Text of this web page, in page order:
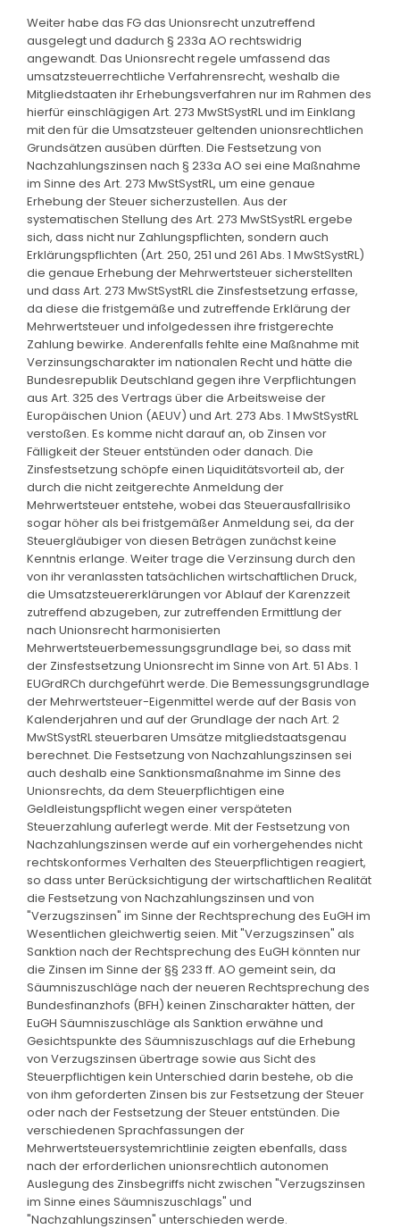
Weiter habe das FG das Unionsrecht unzutreffend
ausgelegt und dadurch § 233a AO rechtswidrig
angewandt. Das Unionsrecht regele umfassend das
umsatzsteuerrechtliche Verfahrensrecht, weshalb die
Mitgliedstaaten ihr Erhebungsverfahren nur im Rahmen des
hierfür einschlägigen Art. 273 MwStSystRL und im Einklang
mit den für die Umsatzsteuer geltenden unionsrechtlichen
Grundsätzen ausüben dürften. Die Festsetzung von
Nachzahlungszinsen nach § 233a AO sei eine Maßnahme
im Sinne des Art. 273 MwStSystRL, um eine genaue
Erhebung der Steuer sicherzustellen. Aus der
systematischen Stellung des Art. 273 MwStSystRL ergebe
sich, dass nicht nur Zahlungspflichten, sondern auch
Erklärungspflichten (Art. 250, 251 und 261 Abs. 1 MwStSystRL)
die genaue Erhebung der Mehrwertsteuer sicherstellten
und dass Art. 273 MwStSystRL die Zinsfestsetzung erfasse,
da diese die fristgemäße und zutreffende Erklärung der
Mehrwertsteuer und infolgedessen ihre fristgerechte
Zahlung bewirke. Anderenfalls fehlte eine Maßnahme mit
Verzinsungscharakter im nationalen Recht und hätte die
Bundesrepublik Deutschland gegen ihre Verpflichtungen
aus Art. 325 des Vertrags über die Arbeitsweise der
Europäischen Union (AEUV) und Art. 273 Abs. 1 MwStSystRL
verstoßen. Es komme nicht darauf an, ob Zinsen vor
Fälligkeit der Steuer entstünden oder danach. Die
Zinsfestsetzung schöpfe einen Liquiditätsvorteil ab, der
durch die nicht zeitgerechte Anmeldung der
Mehrwertsteuer entstehe, wobei das Steuerausfallrisiko
sogar höher als bei fristgemäßer Anmeldung sei, da der
Steuergläubiger von diesen Beträgen zunächst keine
Kenntnis erlange. Weiter trage die Verzinsung durch den
von ihr veranlassten tatsächlichen wirtschaftlichen Druck,
die Umsatzsteuererklärungen vor Ablauf der Karenzzeit
zutreffend abzugeben, zur zutreffenden Ermittlung der
nach Unionsrecht harmonisierten
Mehrwertsteuerbemessungsgrundlage bei, so dass mit
der Zinsfestsetzung Unionsrecht im Sinne von Art. 51 Abs. 1
EUGrdRCh durchgeführt werde. Die Bemessungsgrundlage
der Mehrwertsteuer-Eigenmittel werde auf der Basis von
Kalenderjahren und auf der Grundlage der nach Art. 2
MwStSystRL steuerbaren Umsätze mitgliedstaatsgenau
berechnet. Die Festsetzung von Nachzahlungszinsen sei
auch deshalb eine Sanktionsmaßnahme im Sinne des
Unionsrechts, da dem Steuerpflichtigen eine
Geldleistungspflicht wegen einer verspäteten
Steuerzahlung auferlegt werde. Mit der Festsetzung von
Nachzahlungszinsen werde auf ein vorhergehendes nicht
rechtskonformes Verhalten des Steuerpflichtigen reagiert,
so dass unter Berücksichtigung der wirtschaftlichen Realität
die Festsetzung von Nachzahlungszinsen und von
"Verzugszinsen" im Sinne der Rechtsprechung des EuGH im
Wesentlichen gleichwertig seien. Mit "Verzugszinsen" als
Sanktion nach der Rechtsprechung des EuGH könnten nur
die Zinsen im Sinne der §§ 233 ff. AO gemeint sein, da
Säumniszuschläge nach der neueren Rechtsprechung des
Bundesfinanzhofs (BFH) keinen Zinscharakter hätten, der
EuGH Säumniszuschläge als Sanktion erwähne und
Gesichtspunkte des Säumniszuschlags auf die Erhebung
von Verzugszinsen übertrage sowie aus Sicht des
Steuerpflichtigen kein Unterschied darin bestehe, ob die
von ihm geforderten Zinsen bis zur Festsetzung der Steuer
oder nach der Festsetzung der Steuer entstünden. Die
verschiedenen Sprachfassungen der
Mehrwertsteuersystemrichtlinie zeigten ebenfalls, dass
nach der erforderlichen unionsrechtlich autonomen
Auslegung des Zinsbegriffs nicht zwischen "Verzugszinsen
im Sinne eines Säumniszuschlags" und
"Nachzahlungszinsen" unterschieden werde.